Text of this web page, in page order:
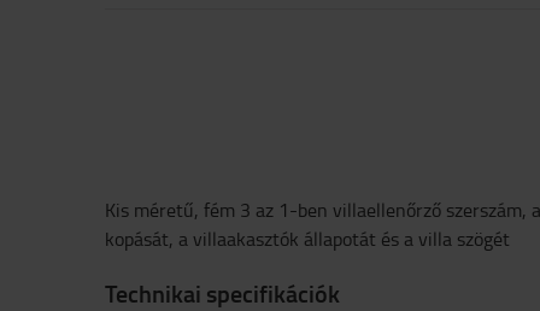
Kis méretű, fém 3 az 1-ben villaellenőrző
kopását, a villaakasztók állapotát és a villa szögét
Technikai specifikációk